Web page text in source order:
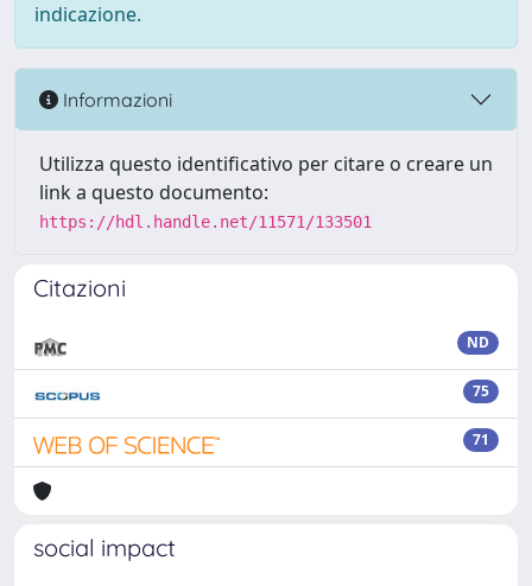
indicazione.
Informazioni
Utilizza questo identificativo per citare o creare un
link a questo documento:
https://hdl.handle.net/11571/133501
Citazioni
ND
75
71
social impact